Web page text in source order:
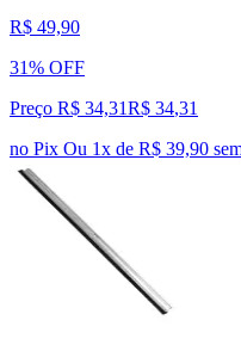
R$ 49,90
31% OFF
Preço R$ 34,31R$ 34,31
no Pix Ou 1x de R$ 39,90